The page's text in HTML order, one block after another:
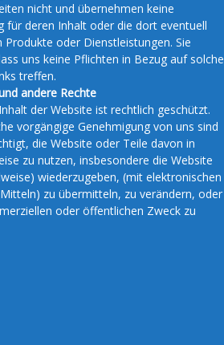
nicht und übernehmen keine
für deren Inhalt oder die dort eventuell
Produkte oder Dienstleistungen. Sie
uns keine Pflichten in Bezug auf solche
treffen.
andere Rechte
der Website ist rechtlich geschützt.
vorgängige Genehmigung von uns sind
die Website oder Teile davon in
zu nutzen, insbesondere die Website
wiederzugeben, (mit elektronischen
zu übermitteln, zu verändern, oder
oder öffentlichen Zweck zu